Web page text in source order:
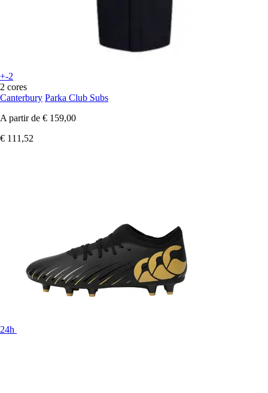
+-2
2 cores
Canterbury Parka Club Subs
A partir de € 159,00
€ 111,52
24h